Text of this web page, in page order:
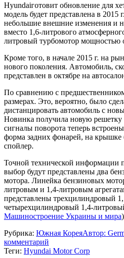
Hyundaiготовит обновление для
модель будет представлена в 2015
небольшие внешние изменения и
вместо 1,6-литрового
литровый турбомотор мощностью
Кроме того, в начале 2015 г. на
нового поколения. Автомобиль,
представлен в октябре на
По сравнению с
размерах. Это, вероятно, было
дистанцировать автомобиль с
Новинка получила новую решетку
сигналы поворота теперь
форма задних фонарей, на крышке
спойлер.
Точной технической информации
выбор будут представлены два
мотора. Линейка бензиновых
литровым и 1,4-литровым
представлены трехцилиндровый
четырехцилиндровый 1,4-
Машиностроение Украины и мира)
Рубрика: Южная КореяАвтор:
комментарий
Теги: Hyundai Motor Corp